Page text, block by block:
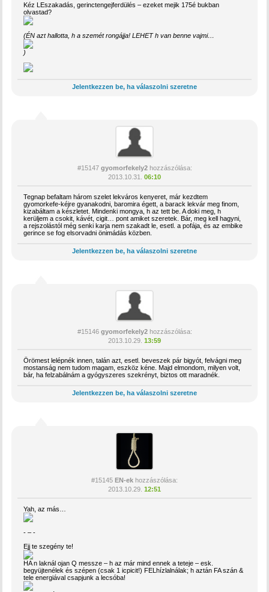
Kéz LEszakadás, gerinctengejferdülés – ezeket mejik 175é bukban
olvastad?
(ÉN azt hallotta, h a szemét rongájja! LEHET h van benne vajmi…
)
Jelentkezzen be, ha válaszolni szeretne
#15147 gyomorfekely2hozzászólása:
2013.10.31.
06:10
Tegnap befaltam három szelet lekváros kenyeret, már kezdtem
gyomorkefe-kéjre gyanakodni, baromira égett, a barack lekvár meg finom,
kizabáltam a készletet. Mindenki mongya, h az tett be. A doki meg, h
kerüljem a csokit, kávét, cigit… pont amiket szeretek. Bár, meg kell hagyni,
a rejszolástól még senki karja nem szakadt le, esetl. a pofája, és az embike
gerince se fog elsorvadni önimádás közben.
Jelentkezzen be, ha válaszolni szeretne
#15146 gyomorfekely2hozzászólása:
2013.10.29. 13:59
Örömest lelépnék innen, talán azt, esetl. beveszek pár bigyót, felvágni meg
mostanság nem tudom magam, eszköz kéne. Majd elmondom, milyen volt,
bár, ha felzabálnám a gyógyszeres szekrényt, biztos ott maradnék.
Jelentkezzen be, ha válaszolni szeretne
#15145 EN-ek hozzászólása:
2013.10.29. 12:51
Yah, az más…
- – -
Ejj te szegény te!
HA n laknál ojan Q messze – h az már mind ennek a teteje – esk.
begyüjtenélek és szépen (csak 1 icpicit!) FELhízlalnálak; h aztán FA szán &
tele energiával csapjunk a lecsóba!